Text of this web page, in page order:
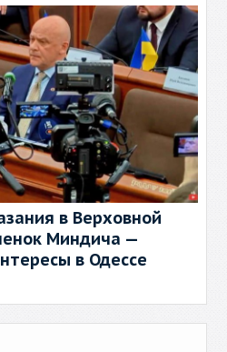
в Верховной
Миндича —
в Одессе